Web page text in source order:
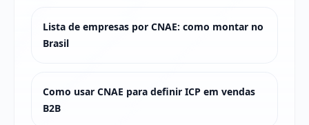
Lista de empresas por CNAE: como montar no
Brasil
Como usar CNAE para definir ICP em vendas
B2B